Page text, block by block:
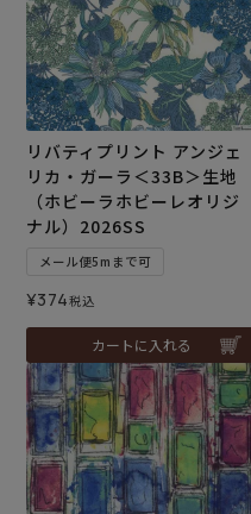
リバティプリント アンジェ
リカ・ガーラ＜33B＞生地
（ホビーラホビーレオリジ
ナル）2026SS
メール便5mまで可
¥374税込
カートに入れる